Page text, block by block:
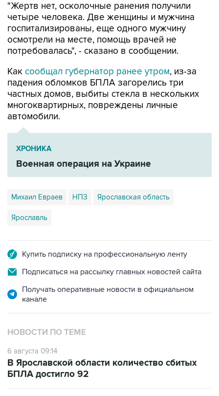
"Жертв нет, осколочные ранения получили
четыре человека. Две женщины и мужчина
госпитализированы, еще одного мужчину
осмотрели на месте, помощь врачей не
потребовалась", - сказано в сообщении.
Как сообщал губернатор ранее утром, из-за
падения обломков БПЛА загорелись три
частных домов, выбиты стекла в нескольких
многоквартирных, повреждены личные
автомобили.
ХРОНИКА
Военная операция на Украине
Михаил Евраев НПЗ Ярославская область
Ярославль
Купить подписку на профессиональную ленту
Подписаться на рассылку главных новостей сайта
Получать оперативные новости в официальном
канале
НОВОСТИ ПО ТЕМЕ
6 августа 09:14
В Ярославской области количество сбитых
БПЛА достигло 92